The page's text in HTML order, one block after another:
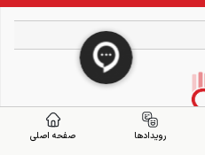
رویدادها صفحه اصلی